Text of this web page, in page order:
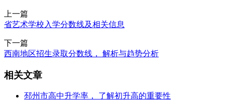
上一篇
省艺术学校入学分数线及相关信息
下一篇
西南地区招生录取分数线， 解析与趋势分析
相关文章
邳州市高中升学率， 了解初升高的重要性